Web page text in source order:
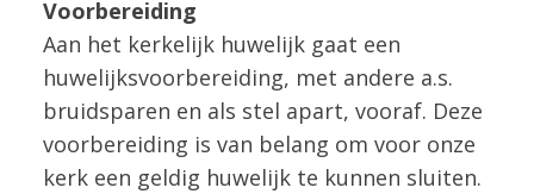
Voorbereiding
Aan het kerkelijk huwelijk gaat een
huwelijksvoorbereiding, met andere a.s.
bruidsparen en als stel apart, vooraf. Deze
voorbereiding is van belang om voor onze
kerk een geldig huwelijk te kunnen sluiten.